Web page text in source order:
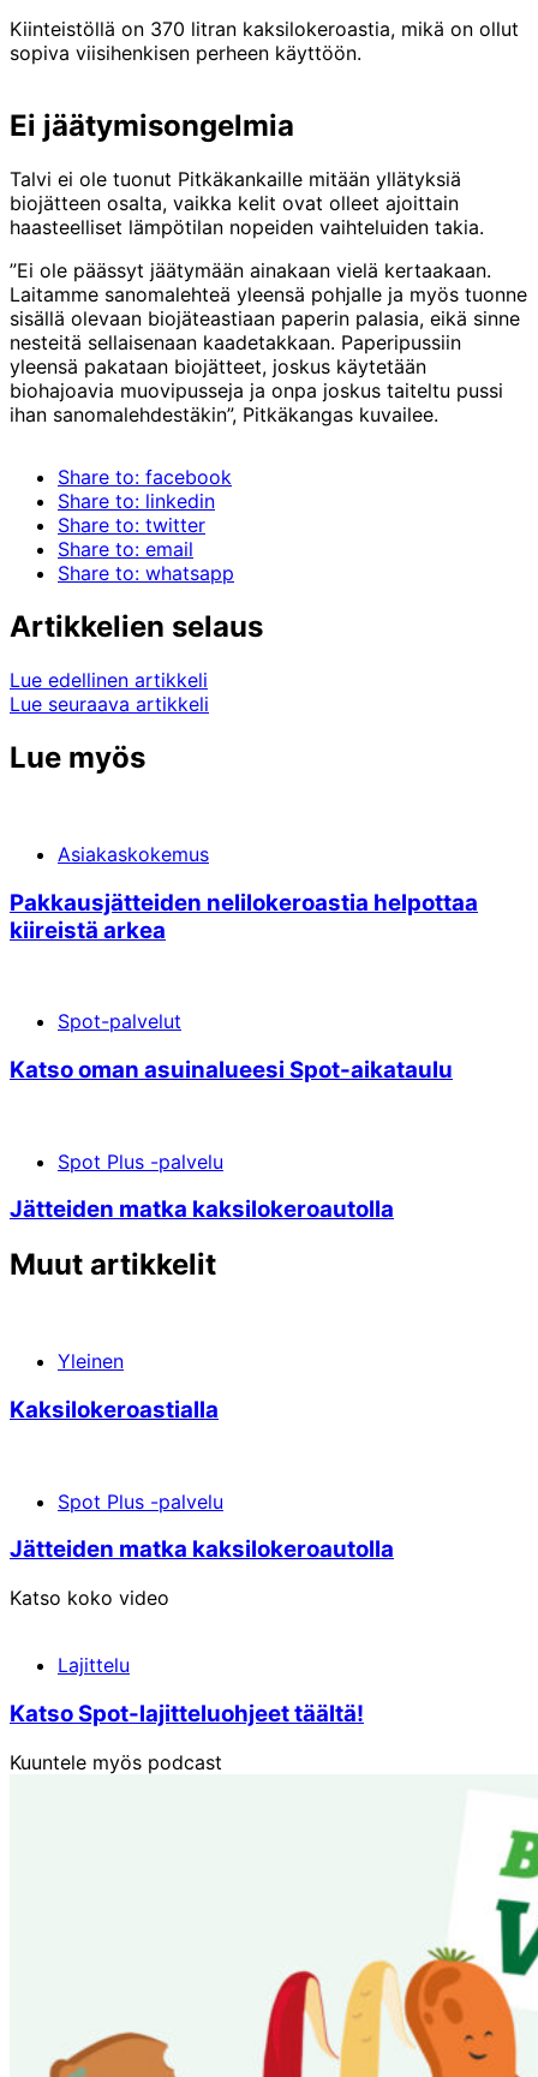
Kiinteistöllä on 370 litran kaksilokeroastia, mikä on ollut
sopiva viisihenkisen perheen käyttöön.
Ei jäätymisongelmia
Talvi ei ole tuonut Pitkäkankaille mitään yllätyksiä
biojätteen osalta, vaikka kelit ovat olleet ajoittain
haasteelliset lämpötilan nopeiden vaihteluiden takia.
”Ei ole päässyt jäätymään ainakaan vielä kertaakaan.
Laitamme sanomalehteä yleensä pohjalle ja myös tuonne
sisällä olevaan biojäteastiaan paperin palasia, eikä sinne
nesteitä sellaisenaan kaadetakkaan. Paperipussiin
yleensä pakataan bio­jätteet, joskus käytetään
biohajoavia muovipusseja ja onpa joskus taiteltu pussi
ihan sanomalehdestäkin”, Pitkäkangas kuvailee.
Share to: facebook
Share to: linkedin
Share to: twitter
Share to: email
Share to: whatsapp
Artikkelien selaus
Lue edellinen artikkeli
Lue seuraava artikkeli
Lue myös
Asiakaskokemus
Pakkausjätteiden nelilokeroastia helpottaa
kiireistä arkea
Spot-palvelut
Katso oman asuinalueesi Spot-aikataulu
Spot Plus -palvelu
Jätteiden matka kaksilokeroautolla
Muut artikkelit
Yleinen
Kaksilokeroastialla
Spot Plus -palvelu
Jätteiden matka kaksilokeroautolla
Katso koko video
Lajittelu
Katso Spot-lajitteluohjeet täältä!
Kuuntele myös podcast